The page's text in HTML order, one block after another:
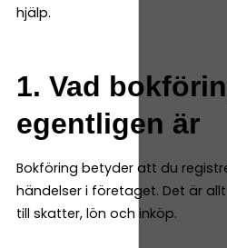
hjälp.
1. Vad
egentligen är
Bokföring betyder att du
händelser i företaget. Det är
till skatter, lön och inköp.